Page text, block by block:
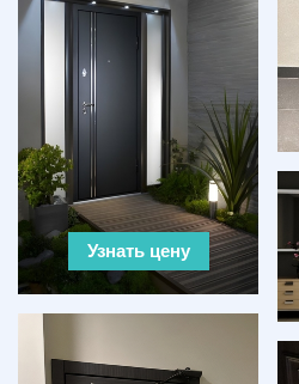
Узнать цену